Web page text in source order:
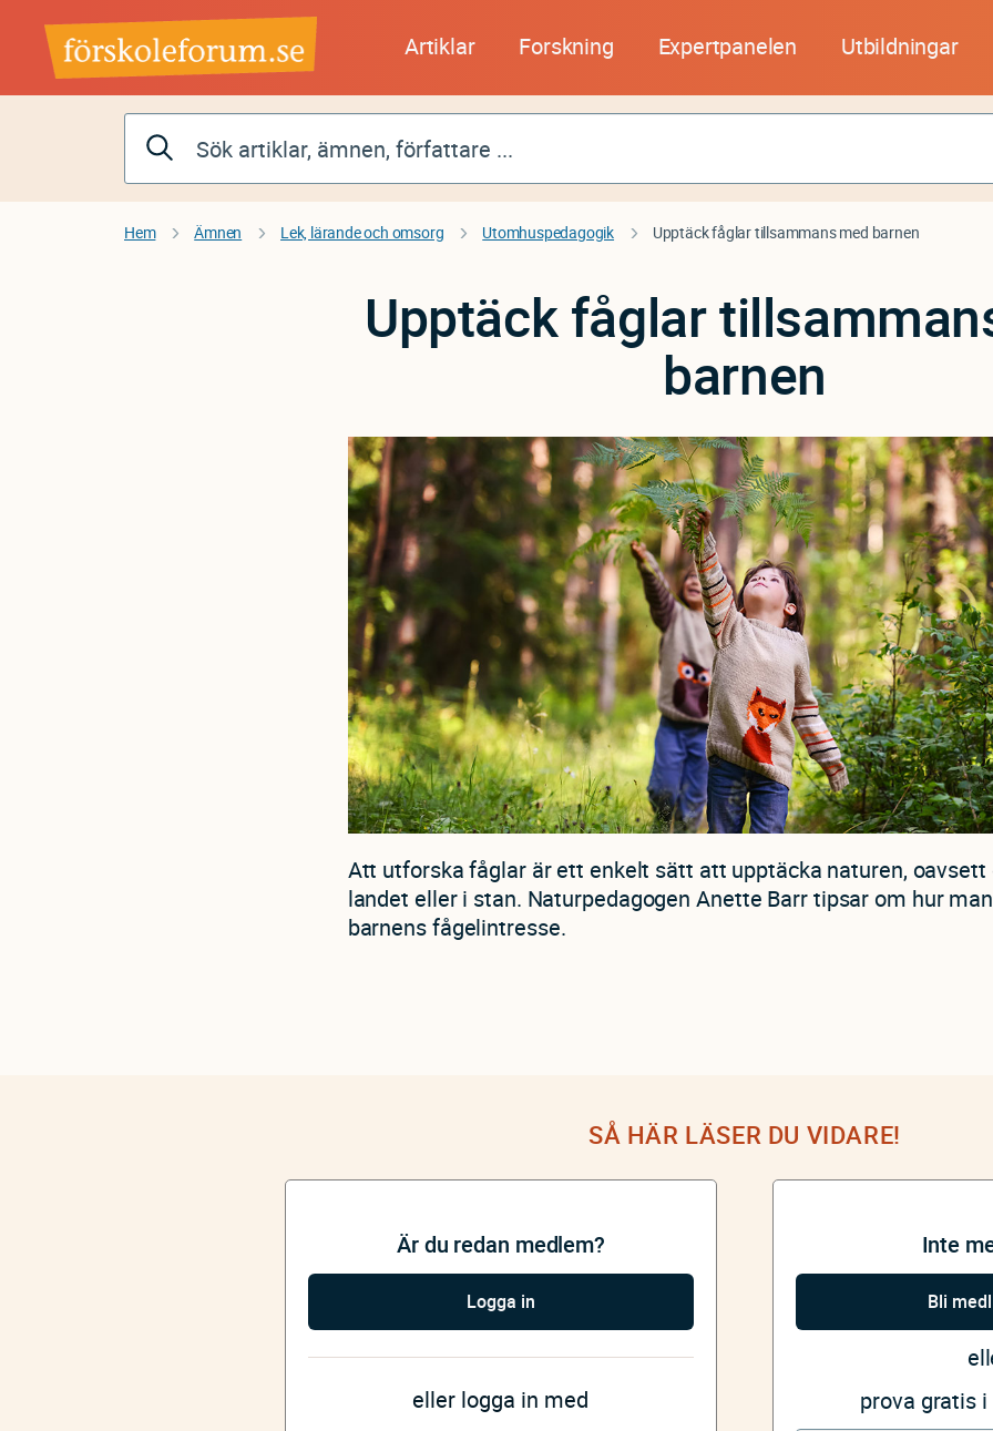
huvudinnehåll
Artiklar Forskning Expertpanelen Utbildningar
Hem Ämnen Lek, lärande och omsorg Utomhuspedagogik Upptäck fåglar tillsammans med barnen
Upptäck fåglar
barnen
Att utforska fåglar är ett enkelt sätt att upptäcka naturen, oavsett
landet eller i stan. Naturpedagogen Anette Barr tipsar om hur
barnens fågelintresse.
SÅ HÄR LÄSER DU VIDARE!
Är du redan medlem?
Logga in
eller logga in med
Inte
Bli
prova gratis